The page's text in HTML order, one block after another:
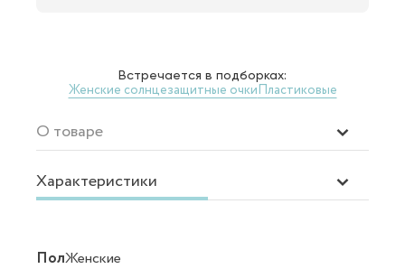
Встречается в подборках:
Женские солнцезащитные очкиПластиковые
О товаре
Характеристики
ПолЖенские